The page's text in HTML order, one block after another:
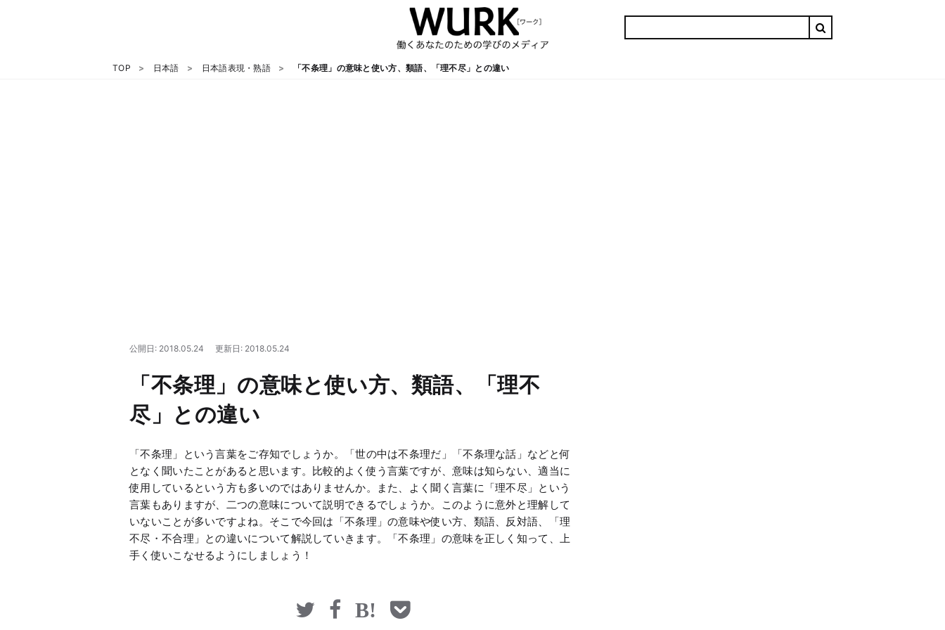
TOP 日本語 日本語表現・熟語 「不条理」の意味と使い方、類語、「理不尽」との違い
公開日: 2018.05.24 更新日: 2018.05.24
「不条理」の意味と使い方、類語、「理不
尽」との違い
「不条理」という言葉をご存知でしょうか。「世の中は不条理だ」「不条理な話」などと何
となく聞いたことがあると思います。比較的よく使う言葉ですが、意味は知らない、適当に
使用しているという方も多いのではありませんか。また、よく聞く言葉に「理不尽」という
言葉もありますが、二つの意味について説明できるでしょうか。このように意外と理解して
いないことが多いですよね。そこで今回は「不条理」の意味や使い方、類語、反対語、「理
不尽・不合理」との違いについて解説していきます。「不条理」の意味を正しく知って、上
手く使いこなせるようにしましょう！